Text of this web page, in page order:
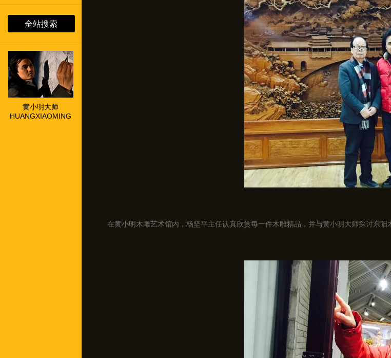
全站搜索
黄小明大师
HUANGXIAOMING
在黄小明木雕艺术馆内，杨坚平主任认真欣赏每一件木雕精品，并与黄小明大师探讨东阳